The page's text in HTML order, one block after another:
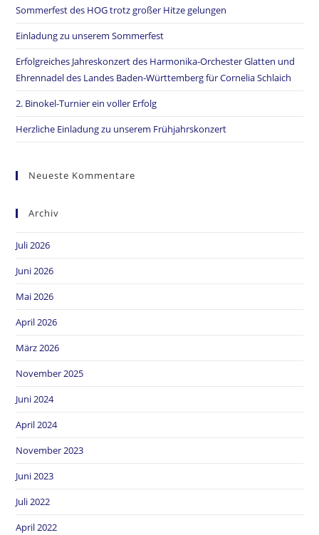
Sommerfest des HOG trotz großer Hitze gelungen
Einladung zu unserem Sommerfest
Erfolgreiches Jahreskonzert des Harmonika-Orchester Glatten und
Ehrennadel des Landes Baden-Württemberg für Cornelia Schlaich
2. Binokel-Turnier ein voller Erfolg
Herzliche Einladung zu unserem Frühjahrskonzert
Neueste Kommentare
Archiv
Juli 2026
Juni 2026
Mai 2026
April 2026
März 2026
November 2025
Juni 2024
April 2024
November 2023
Juni 2023
Juli 2022
April 2022